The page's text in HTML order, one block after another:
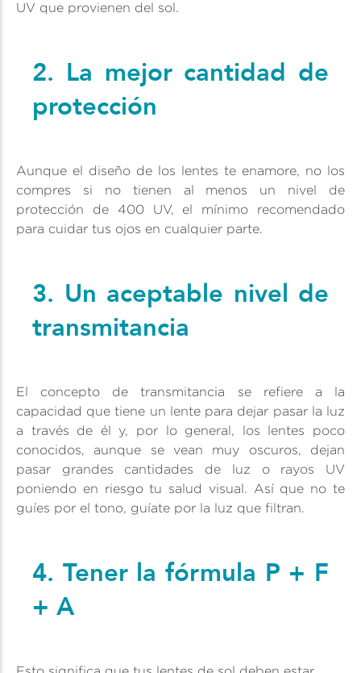
UV que provienen del sol.
2. La mejor cantidad de
protección
Aunque el diseño de los lentes te enamore, no los
compres si no tienen al menos un nivel de
protección de 400 UV, el mínimo recomendado
para cuidar tus ojos en cualquier parte.
3. Un aceptable nivel de
transmitancia
El concepto de transmitancia se refiere a la
capacidad que tiene un lente para dejar pasar la luz
a través de él y, por lo general, los lentes poco
conocidos, aunque se vean muy oscuros, dejan
pasar grandes cantidades de luz o rayos UV
poniendo en riesgo tu salud visual. Así que no te
guíes por el tono, guíate por la luz que filtran.
4. Tener la fórmula P + F
+ A